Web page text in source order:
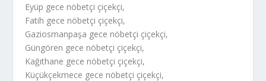
Eyüp gece nöbetçi çiçekçi,
Fatih gece nöbetçi çiçekçi,
Gaziosmanpaşa gece nöbetçi çiçekçi,
Güngören gece nöbetçi çiçekçi,
Kağıthane gece nöbetçi çiçekçi,
Küçükçekmece gece nöbetçi çiçekçi,